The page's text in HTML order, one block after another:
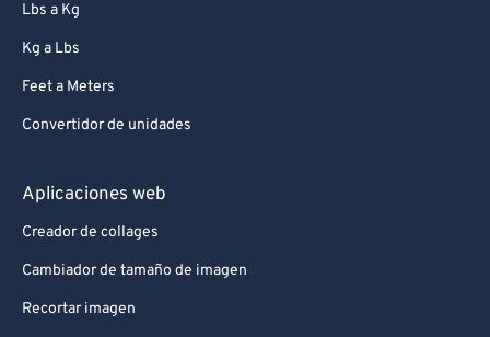
Lbs a Kg
Kg a Lbs
Feet a Meters
Convertidor de unidades
Aplicaciones web
Creador de collages
Cambiador de tamaño de imagen
Recortar imagen